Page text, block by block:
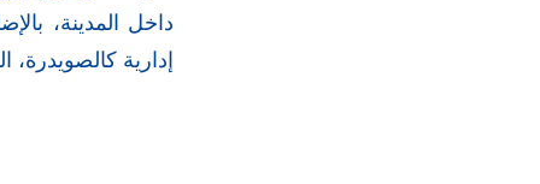
داخل المدينة،
إدارية كالصويدرة،